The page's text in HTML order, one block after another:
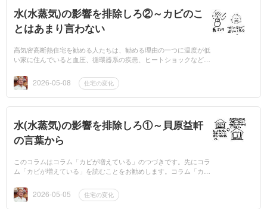
水(水蒸気)の影響を排除しろ②～カビのこ
とはあまり言わない
高気密高断熱住宅を勧める人たちは、勧める理由の一つに温度が低
い家に住んでいると血圧、循環器系の疾患、ヒートショックなどに
温熱環境を整えた...
2026-05-08 住宅の変化
水(水蒸気)の影響を排除しろ①～貝原益軒
の言葉から
このコラムはコラム「カビが増えている」のつづきです。先にコラ
ム「カビが増えている」を読むことをお勧めします。コラム「カビ
くして深し。」と...
2026-05-05 住宅の変化